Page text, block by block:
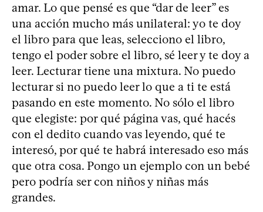
amar. Lo que pensé es que “dar de leer” es
una acción mucho más unilateral: yo te doy
el libro para que leas, selecciono el libro,
tengo el poder sobre el libro, sé leer y te doy a
leer. Lecturar tiene una mixtura. No puedo
lecturar si no puedo leer lo que a ti te está
pasando en este momento. No sólo el libro
que elegiste: por qué página vas, qué hacés
con el dedito cuando vas leyendo, qué te
interesó, por qué te habrá interesado eso más
que otra cosa. Pongo un ejemplo con un bebé
pero podría ser con niños y niñas más
grandes.